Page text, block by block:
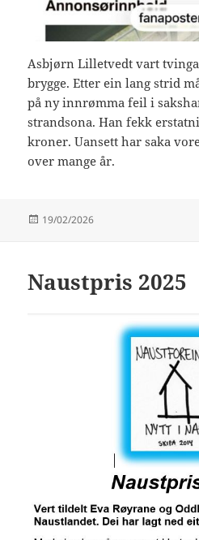
Asbjørn Lilletvedt vart
brygge. Etter ein lang strid
på ny innrømma feil i
strandsona. Han fekk
kroner. Uansett har saka
over mange år.
Publisert
19/02/2026
Naustpris 2025